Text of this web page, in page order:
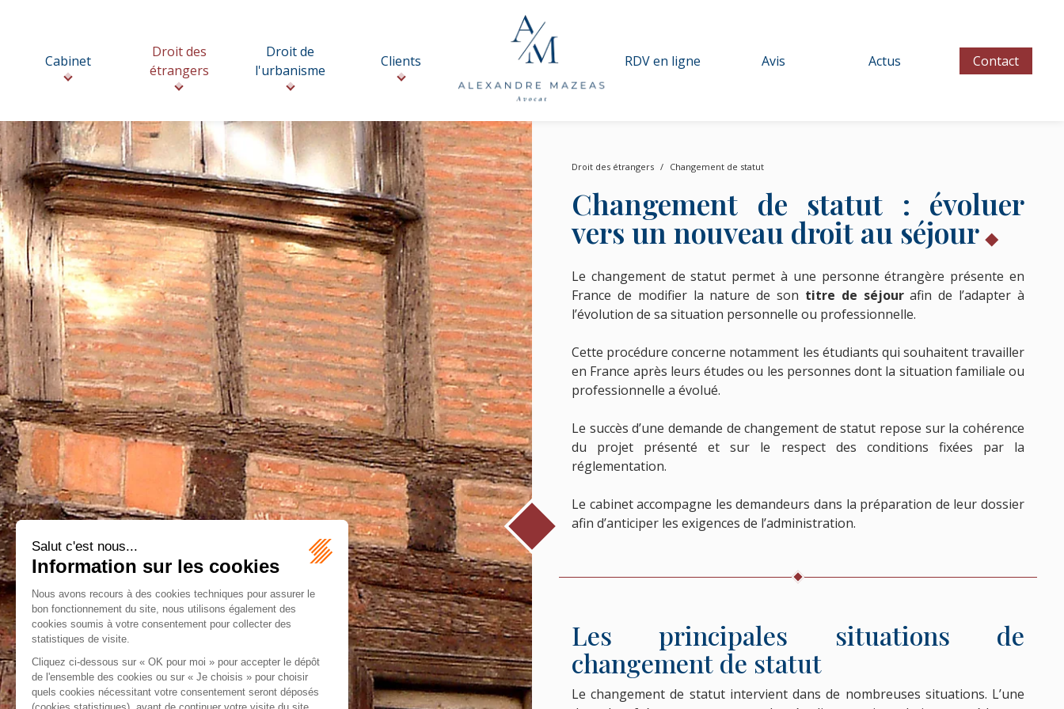
Cabinet
Droit des
étrangers
Droit de
l'urbanisme
Clients RDV en ligne Avis Actus Contact
Droit des étrangers Changement de statut
Changement de statut : évoluer
vers un nouveau droit au séjour
Le changement de statut permet à une personne étrangère présente en
France de modifier la nature de son titre de séjourafin de l’adapter à
l’évolution de sa situation personnelle ou professionnelle.
Cette procédure concerne notamment les étudiants qui souhaitent travailler
en France après leurs études ou les personnes dont la situation familiale ou
professionnelle a évolué.
Le succès d’une demande de changement de statut repose sur la cohérence
du projet présenté et sur le respect des conditions fixées par la
réglementation.
Le cabinet accompagne les demandeurs dans la préparation de leur dossier
afin d’anticiper les exigences de l’administration.
Les principales situations de
changement de statut
Le changement de statut intervient dans de nombreuses situations. L’une